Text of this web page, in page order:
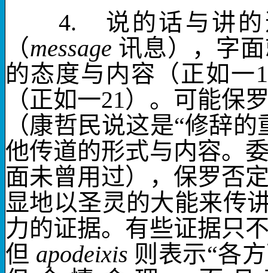
4.
说的话与 讲
（message 讯息），字
的态度与内容（正如一
（正如一21）。可能保
（康哲民说这是“修辞
他传道的形式与内容。
面未曾用过），保罗否
显地以圣灵的大能来传
力的证据。有些证据只
但 apodeixis 则表示“各